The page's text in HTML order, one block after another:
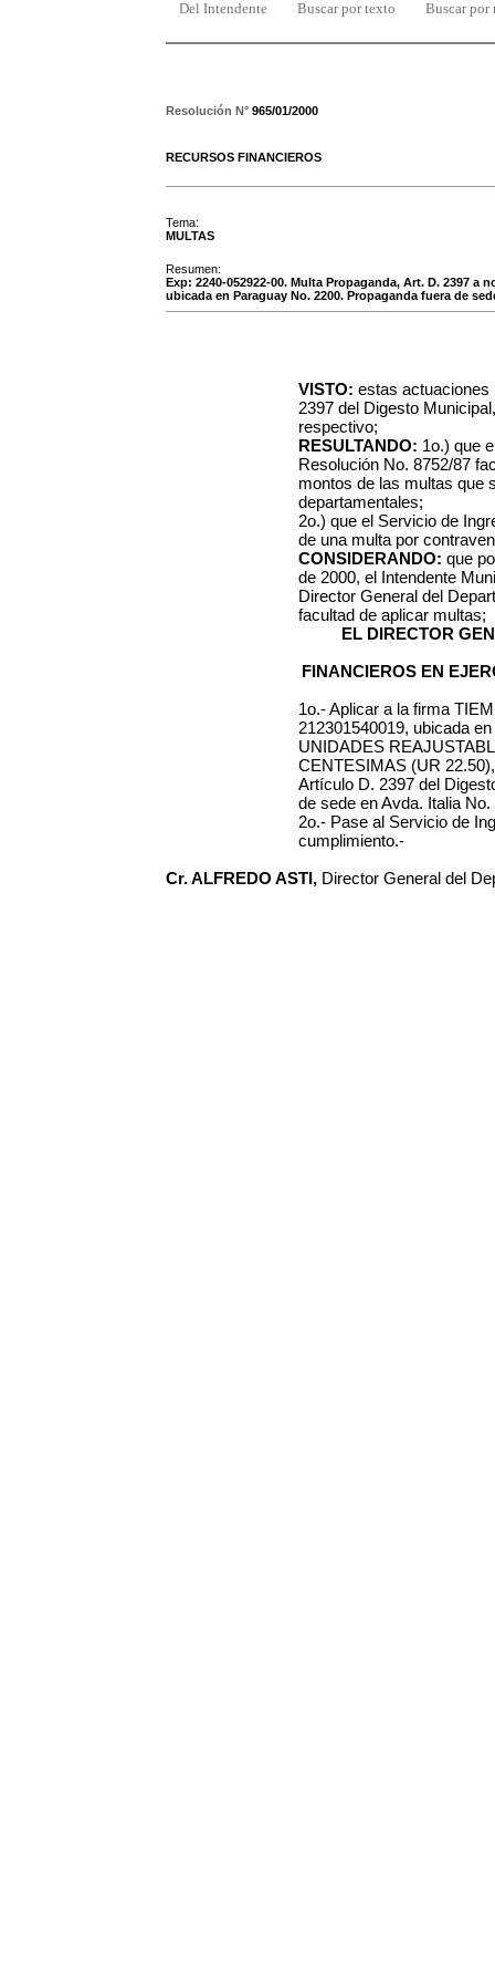
Del Intendente Buscar por texto Buscar por
Resolución N° 965/01/2000
RECURSOS FINANCIEROS
Tema:
MULTAS
Resumen:
Exp: 2240-052922-00. Multa Propaganda, Art. D. 2397 a
ubicada en Paraguay No. 2200. Propaganda fuera de
VISTO: estas actuaciones
2397 del Digesto
respectivo;
RESULTANDO: 1o.) que
Resolución No. 8752/87
montos de las multas que
departamentales;
2o.) que el Servicio de
de una multa por
CONSIDERANDO: que
de 2000, el Intendente
Director General del
facultad de aplicar multas;
EL DIRECTOR
FINANCIEROS EN
1o.- Aplicar a la firma
212301540019, ubicada en
UNIDADES
CENTESIMAS (UR 22.50)
Artículo D. 2397 del
de sede en Avda. Italia No.
2o.- Pase al Servicio de
cumplimiento.-
Cr. ALFREDO ASTI, Director General del